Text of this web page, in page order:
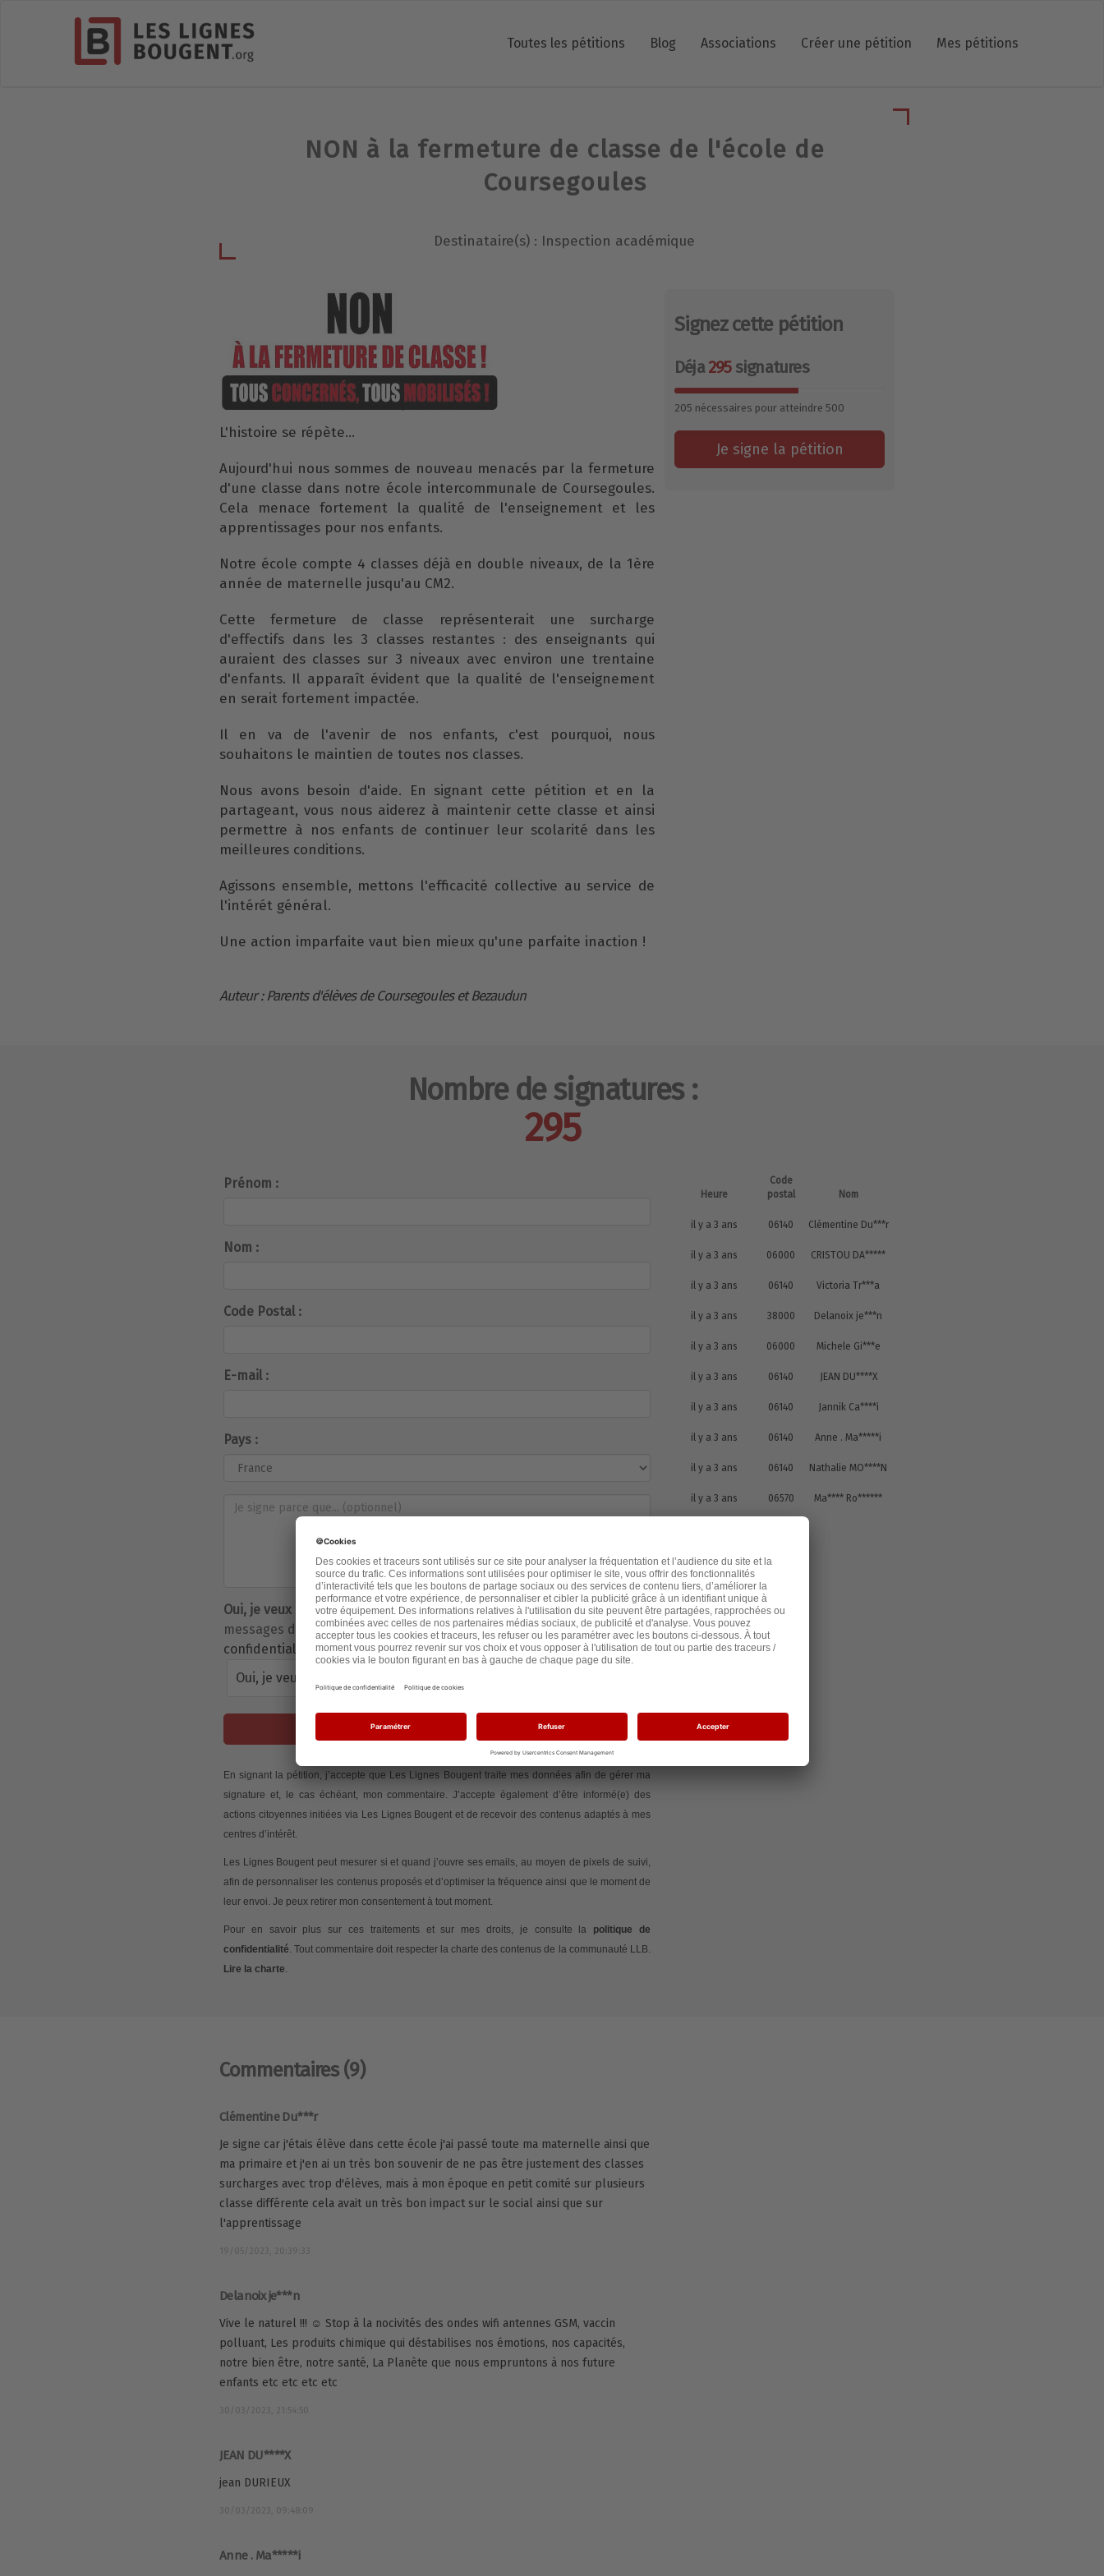
Toutes les pétitions Blog Associations Créer une pétition Mes pétitions
NON à la fermeture de classe de l'école de
Coursegoules
Destinataire(s) : Inspection académique
L'histoire se répète...
Aujourd'hui nous sommes de nouveau menacés par la fermeture
d'une classe dans notre école intercommunale de Coursegoules.
Cela menace fortement la qualité de l'enseignement et les
apprentissages pour nos enfants.
Notre école compte 4 classes déjà en double niveaux, de la 1ère
année de maternelle jusqu'au CM2.
Cette fermeture de classe représenterait une surcharge
d'effectifs dans les 3 classes restantes : des enseignants qui
auraient des classes sur 3 niveaux avec environ une trentaine
d'enfants. Il apparaît évident que la qualité de l'enseignement
en serait fortement impactée.
Il en va de l'avenir de nos enfants, c'est pourquoi, nous
souhaitons le maintien de toutes nos classes.
Nous avons besoin d'aide. En signant cette pétition et en la
partageant, vous nous aiderez à maintenir cette classe et ainsi
permettre à nos enfants de continuer leur scolarité dans les
meilleures conditions.
Agissons ensemble, mettons l'efficacité collective au service de
l'intérét général.
Une action imparfaite vaut bien mieux qu'une parfaite inaction !
Auteur : Parents d'élèves de Coursegoules et Bezaudun
Signez cette pétition
Déja295signatures
205 nécessaires pour atteindre 500
Je signe la pétition
Nombre de signatures :
295
Prénom :
Nom :
Code Postal :
E-mail :
Pays :
Oui, je veux être informé(e) des suites de cette actionen recevant les
messages de son auteur via la plateforme partager.io.Politique de
confidentialité de Partager.io.
Oui, je veux être informé
Je signe la pétition
En signant la pétition, j’accepte que Les Lignes Bougent traite mes données afin de gérer ma
signature et, le cas échéant, mon commentaire. J’accepte également d’être informé(e) des
actions citoyennes initiées via Les Lignes Bougent et de recevoir des contenus adaptés à mes
centres d’intérêt.
Les Lignes Bougent peut mesurer si et quand j’ouvre ses emails, au moyen de pixels de suivi,
afin de personnaliser les contenus proposés et d’optimiser la fréquence ainsi que le moment de
leur envoi. Je peux retirer mon consentement à tout moment.
Pour en savoir plus sur ces traitements et sur mes droits, je consulte la politique de
confidentialité. Tout commentaire doit respecter la charte des contenus de la communauté LLB.
Lire la charte.
Heure
Code
postal
Nom
il y a 3 ans 06140 Clémentine Du***r
il y a 3 ans 06000 CRISTOU DA*****
il y a 3 ans 06140 Victoria Tr***a
il y a 3 ans 38000 Delanoix je***n
il y a 3 ans 06000 Michele Gi***e
il y a 3 ans 06140 JEAN DU****X
il y a 3 ans 06140 Jannik Ca****i
il y a 3 ans 06140 Anne . Ma*****i
il y a 3 ans 06140 Nathalie MO****N
il y a 3 ans 06570 Ma**** Ro******
Commentaires (9)
Clémentine Du***r
Je signe car j'étais élève dans cette école j'ai passé toute ma maternelle ainsi que
ma primaire et j'en ai un très bon souvenir de ne pas être justement des classes
surcharges avec trop d'élèves, mais à mon époque en petit comité sur plusieurs
classe différente cela avait un très bon impact sur le social ainsi que sur
l'apprentissage
19/05/2023, 20:39:33
Delanoix je***n
Vive le naturel !!! ☺ Stop à la nocivités des ondes wifi antennes GSM, vaccin
polluant, Les produits chimique qui déstabilises nos émotions, nos capacités,
notre bien être, notre santé, La Planète que nous empruntons à nos future
enfants etc etc etc etc
30/03/2023, 21:54:50
JEAN DU****X
jean DURIEUX
30/03/2023, 09:48:09
Anne . Ma*****i